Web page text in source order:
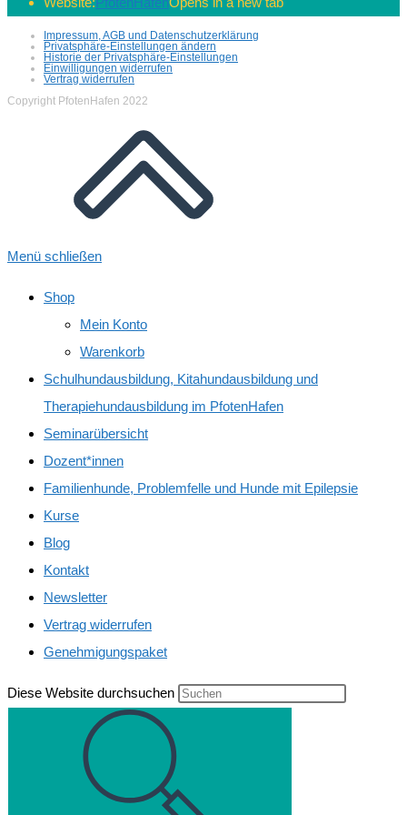
Impressum, AGB und Datenschutzerklärung
Privatsphäre-Einstellungen ändern
Historie der Privatsphäre-Einstellungen
Einwilligungen widerrufen
Vertrag widerrufen
Copyright PfotenHafen 2022
Menü schließen
Shop
Mein Konto
Warenkorb
Schulhundausbildung, Kitahundausbildung und
Therapiehundausbildung im PfotenHafen
Seminarübersicht
Dozent*innen
Familienhunde, Problemfelle und Hunde mit Epilepsie
Kurse
Blog
Kontakt
Newsletter
Vertrag widerrufen
Genehmigungspaket
Diese Website durchsuchen